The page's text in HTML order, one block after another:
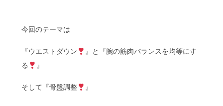
今回のテーマは
『ウエストダウン
』と『腕の筋肉バランスを均等にす
る
』
そして『骨盤調整 』